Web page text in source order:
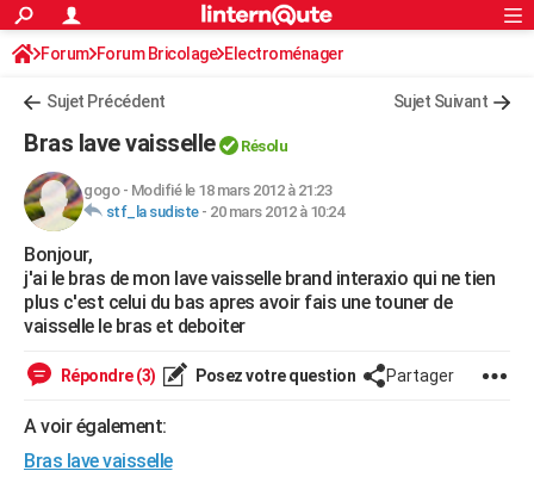
ACTUALITÉS
Politique
Société
Faits Divers
Education
Monde
Villes
+
FINANCE
Retraite
Impôts
Epargne
Immobilier
Risques naturels par ville
Banque
Assurance
Crédit
AUTO
Essais
Réserver un essai
Citadines
Berlines
SUV
Forum auto
+HIGH-TECH
Mobiles
Meilleur smartphone
Internet
Ordinateurs
Jeux vidéo
Guide high-tech
+BRICOLAGE
Forum
Aménagement intérieur
Extérieur
Cuisine
Salle de bains
Jardinage
Rangement
WEEK-END
LIFESTYLE
Art de vivre
Bien-être
Loisirs
Mode
Modes de vie
SANTE
S'inscrire
Connexion
Forum Forum Bricolage Electroménager
Sujet Précédent Sujet Suivant
Bras lave vaisselle Résolu
gogo- Modifié le 18 mars 2012 à 21:23
stf_la sudiste- 20 mars 2012 à 10:24
Bonjour,
j'ai le bras de mon lave vaisselle brand interaxio qui ne tien
plus c'est celui du bas apres avoir fais une touner de
vaisselle le bras et deboiter
Répondre (3) Posez votre question Partager
A voir également:
Bras lave vaisselle